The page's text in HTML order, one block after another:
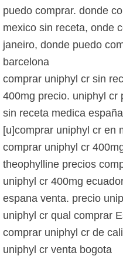
puedo comprar. donde
mexico sin receta, onde
janeiro, donde puedo
barcelona
comprar uniphyl cr sin
400mg precio. uniphyl cr
sin receta medica
[u]comprar uniphyl cr en
comprar uniphyl cr
theophylline precios
uniphyl cr 400mg
espana venta. precio
uniphyl cr qual comprar
comprar uniphyl cr de
uniphyl cr venta bogota